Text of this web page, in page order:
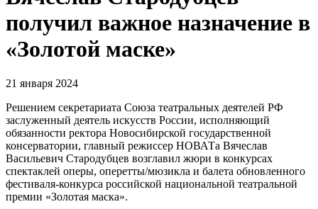
получил важное назначение в
«Золотой маске»
21 января 2024
Решением секретариата Союза театральных деятелей РФ
заслуженный деятель искусств России, исполняющий
обязанности ректора Новосибирской государственной
консерватории, главный режиссер НОВАТа Вячеслав
Васильевич Стародубцев возглавил жюри в конкурсах
спектаклей оперы, оперетты/мюзикла и балета обновленного
фестиваля-конкурса российской национальной театральной
премии «Золотая маска».